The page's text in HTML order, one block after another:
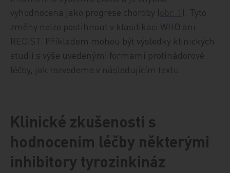
vyhodnocena jako progrese choroby (
). Tyto
změny nelze postihnout v klasifikaci WHO ani
RECIST. Příkladem mohou být výsledky klinických
studií s výše uvedenými formami protinádorové
léčby, jak rozvedeme v následujícím textu.
Klinické zkušenosti s
hodnocením léčby některými
inhibitory tyrozinkináz